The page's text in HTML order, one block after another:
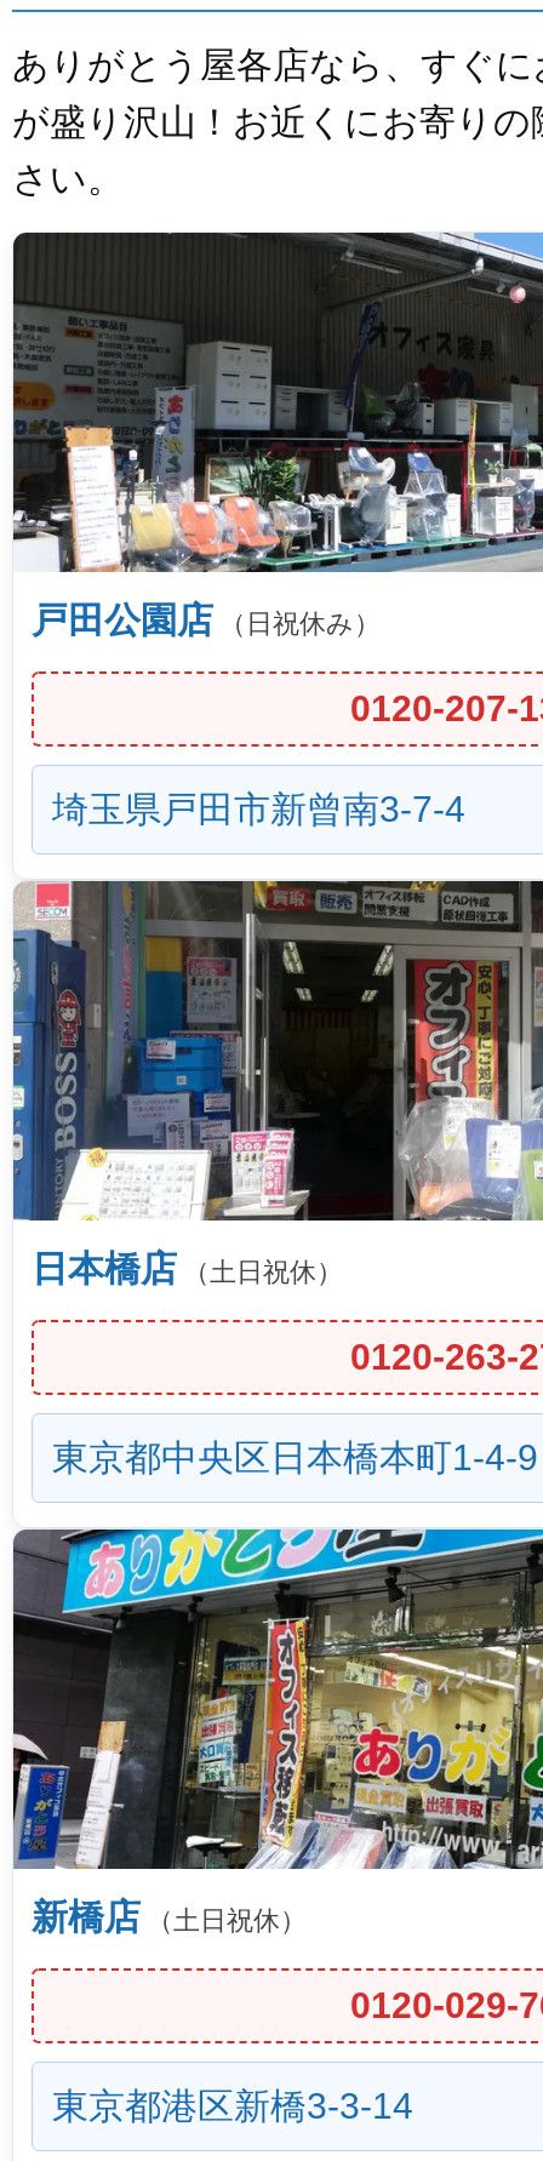
ありがとう屋各店なら、すぐ
が盛り沢山！お近くにお寄り
さい。
戸田公園店 （日祝休み）
0120-207-
埼玉県戸田市新曾南3-7-4
日本橋店 （土日祝休）
0120-263-
東京都中央区日本橋本町1-4-9
新橋店 （土日祝休）
0120-029-
東京都港区新橋3-3-14